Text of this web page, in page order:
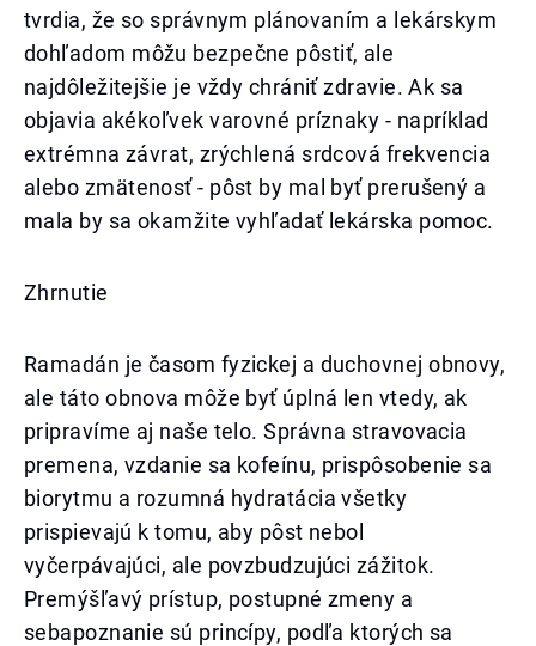
tvrdia, že so správnym plánovaním a lekárskym
dohľadom môžu bezpečne pôstiť, ale
najdôležitejšie je vždy chrániť zdravie. Ak sa
objavia akékoľvek varovné príznaky - napríklad
extrémna závrat, zrýchlená srdcová frekvencia
alebo zmätenosť - pôst by mal byť prerušený a
mala by sa okamžite vyhľadať lekárska pomoc.
Zhrnutie
Ramadán je časom fyzickej a duchovnej obnovy,
ale táto obnova môže byť úplná len vtedy, ak
pripravíme aj naše telo. Správna stravovacia
premena, vzdanie sa kofeínu, prispôsobenie sa
biorytmu a rozumná hydratácia všetky
prispievajú k tomu, aby pôst nebol
vyčerpávajúci, ale povzbudzujúci zážitok.
Premýšľavý prístup, postupné zmeny a
sebapoznanie sú princípy, podľa ktorých sa